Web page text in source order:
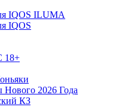
IQOS ILUMA
IQOS
18+
2026 Года
КЗ